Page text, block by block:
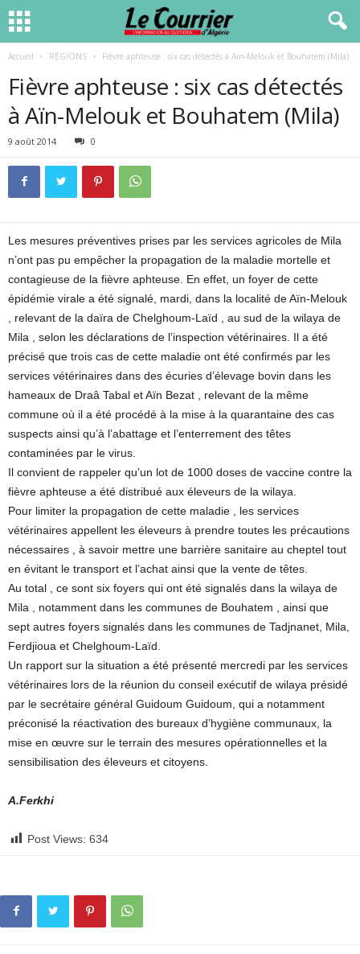
Accueil RÉGIONS Fièvre aphteuse : six cas détectés à Aïn-Melouk et Bouhatem (Mila)
Fièvre aphteuse : six cas détectés
à Aïn-Melouk et Bouhatem (Mila)
9 août 2014 0
Les mesures préventives prises par les services agricoles de Mila
n’ont pas pu empêcher la propagation de la maladie mortelle et
contagieuse de la fièvre aphteuse. En effet, un foyer de cette
épidémie virale a été signalé, mardi, dans la localité de Aïn-Melouk
, relevant de la daïra de Chelghoum-Laïd , au sud de la wilaya de
Mila , selon les déclarations de l’inspection vétérinaires. Il a été
précisé que trois cas de cette maladie ont été confirmés par les
services vétérinaires dans des écuries d’élevage bovin dans les
hameaux de Draâ Tabal et Aïn Bezat , relevant de la même
commune où il a été procédé à la mise à la quarantaine des cas
suspects ainsi qu’à l’abattage et l’enterrement des têtes
contaminées par le virus.
Il convient de rappeler qu’un lot de 1000 doses de vaccine contre la
fièvre aphteuse a été distribué aux éleveurs de la wilaya.
Pour limiter la propagation de cette maladie , les services
vétérinaires appellent les éleveurs à prendre toutes les précautions
nécessaires , à savoir mettre une barrière sanitaire au cheptel tout
en évitant le transport et l’achat ainsi que la vente de têtes.
Au total , ce sont six foyers qui ont été signalés dans la wilaya de
Mila , notamment dans les communes de Bouhatem , ainsi que
sept autres foyers signalés dans les communes de Tadjnanet, Mila,
Ferdjioua et Chelghoum-Laïd.
Un rapport sur la situation a été présenté mercredi par les services
vétérinaires lors de la réunion du conseil exécutif de wilaya présidé
par le secrétaire général Guidoum Guidoum, qui a notamment
préconisé la réactivation des bureaux d’hygiène communaux, la
mise en œuvre sur le terrain des mesures opérationnelles et la
sensibilisation des éleveurs et citoyens.
A.Ferkhi
Post Views: 634